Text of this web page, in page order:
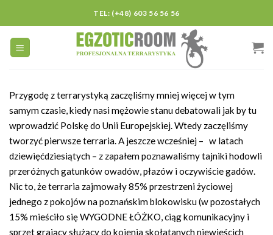
content
TEL: (+48) 603 56 56 56
Przygodę z terrarystyką zaczęliśmymniej więcej w tym
samym czasie, kiedynasimężowie stanu debatowali jak by tu
wprowadzić Polskędo Unii Europejskiej. Wtedy zaczęliśmy
tworzyć pierwsze terraria. A jeszcze wcześniej – w latach
dziewięćdziesiątych – z zapałem poznawaliśmy tajniki hodowli
przeróżnychgatunków owadów, płazów i oczywiście gadów.
Nic to, że terraria zajmowały 85% przestrzeni życiowej
jednego z pokojów na poznańskim blokowisku(w pozostałych
15% mieściło sięWYGODNE ŁÓŻKO, ciąg komunikacyjny i
sprzęt grający służący do kojenia skołatanych niewieścich